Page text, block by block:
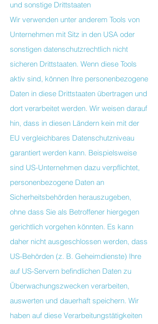
und sonstige Drittstaaten
Wir verwenden unter anderem Tools von
Unternehmen mit Sitz in den USA oder
sonstigen datenschutzrechtlich nicht
sicheren Drittstaaten. Wenn diese Tools
aktiv sind, können Ihre personenbezogene
Daten in diese Drittstaaten übertragen und
dort verarbeitet werden. Wir weisen darauf
hin, dass in diesen Ländern kein mit der
EU vergleichbares Datenschutzniveau
garantiert werden kann. Beispielsweise
sind US-Unternehmen dazu verpflichtet,
personenbezogene Daten an
Sicherheitsbehörden herauszugeben,
ohne dass Sie als Betroffener hiergegen
gerichtlich vorgehen könnten. Es kann
daher nicht ausgeschlossen werden, dass
US-Behörden (z. B. Geheimdienste) Ihre
auf US-Servern befindlichen Daten zu
Überwachungszwecken verarbeiten,
auswerten und dauerhaft speichern. Wir
haben auf diese Verarbeitungstätigkeiten